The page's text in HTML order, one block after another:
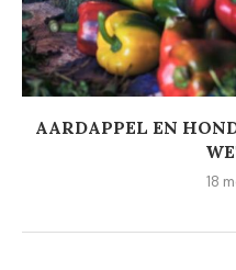
AARDAPPEL EN
18